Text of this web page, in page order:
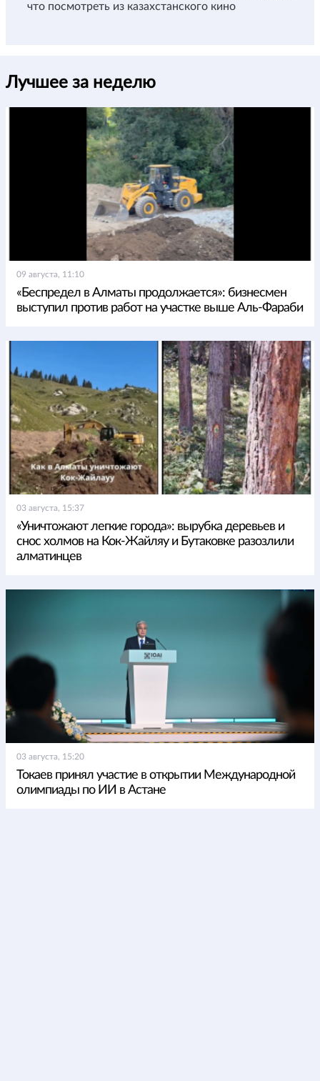
что посмотреть из казахстанского кино
Лучшее за неделю
09 августа, 11:10
«Беспредел в Алматы продолжается»: бизнесмен
выступил против работ на участке выше Аль-Фараби
03 августа, 15:37
«Уничтожают легкие города»: вырубка деревьев и
снос холмов на Кок-Жайляу и Бутаковке разозлили
алматинцев
03 августа, 15:20
Токаев принял участие в открытии Международной
олимпиады по ИИ в Астане